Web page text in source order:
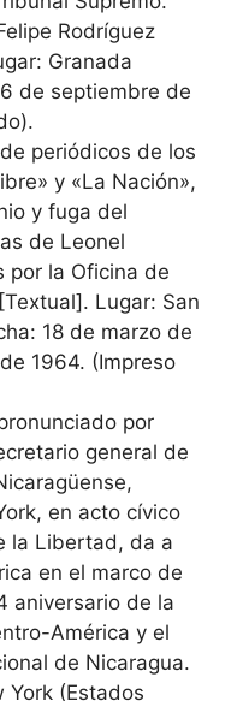
Rodríguez
Granada
de septiembre de
periódicos de los
y «La Nación»,
y fuga del
de Leonel
por la Oficina de
Lugar: San
18 de marzo de
1964. (Impreso
por
general de
en acto cívico
la Libertad, da a
en el marco de
aniversario de la
América y el
de Nicaragua.
York (Estados